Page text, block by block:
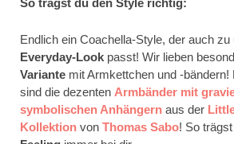
Endlich ein Coachella-Style, der auch zu
Everyday-Look passt! Wir lieben
Variante mit Armkettchen und -
sind die dezenten Armbänder mit
symbolischen Anhängern aus der
Kollektion von Thomas Sabo! So